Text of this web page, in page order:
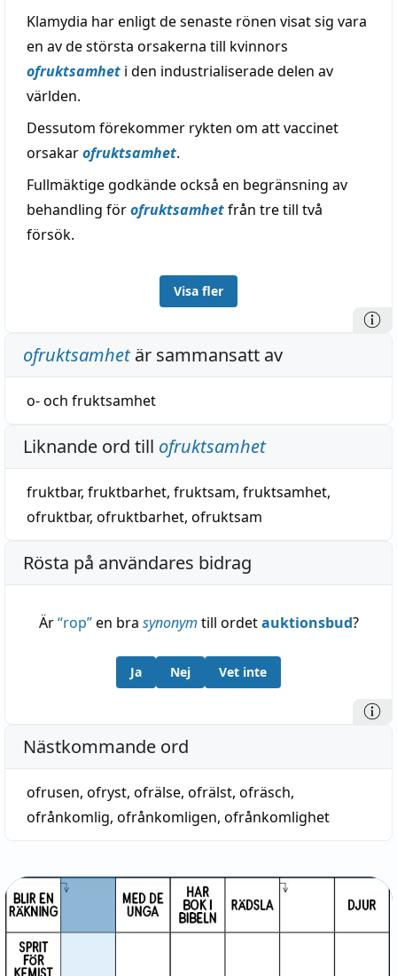
Klamydia har enligt de senaste rönen visat sig vara
en av de största orsakerna till kvinnors
ofruktsamhet i den industrialiserade delen av
världen.
Dessutom förekommer rykten om att vaccinet
orsakarofruktsamhet.
Fullmäktige godkände också en begränsning av
behandling förofruktsamhetfrån tre till två
försök.
Visa fler
ofruktsamhetär sammansatt av
o-och fruktsamhet
Liknande ord till ofruktsamhet
fruktbar, fruktbarhet, fruktsam, fruktsamhet,
ofruktbar, ofruktbarhet, ofruktsam
Rösta på användares bidrag
Är“rop”en bra synonym till ordetauktionsbud?
Ja Nej Vet inte
Nästkommande ord
ofrusen, ofryst, ofrälse, ofrälst, ofräsch,
ofrånkomlig, ofrånkomligen, ofrånkomlighet